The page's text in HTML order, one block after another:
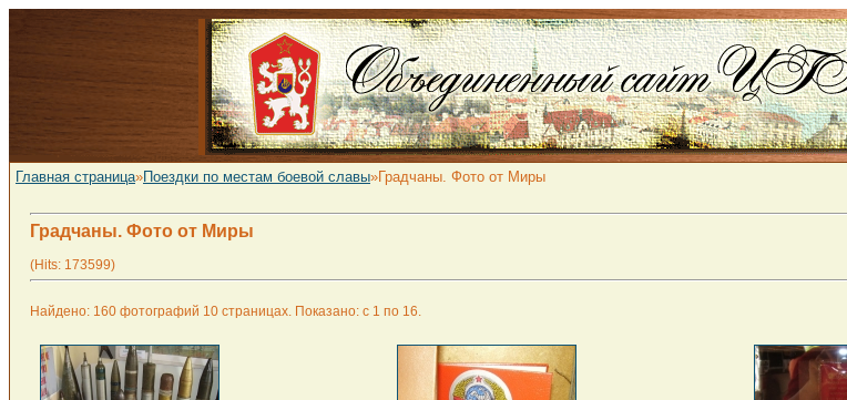
Главная страница»Поездки по местам боевой славы»Градчаны. Фото от Миры
Градчаны. Фото от Миры
(Hits: 173599)
Найдено: 160 фотографий 10 страницах. Показано: с 1 по 16.